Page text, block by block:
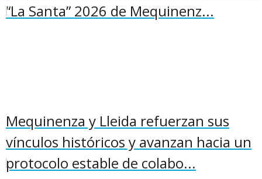
“La Santa” 2026 de Mequinenz...
Mequinenza y Lleida refuerzan sus
vínculos históricos y avanzan hacia un
protocolo estable de colabo...